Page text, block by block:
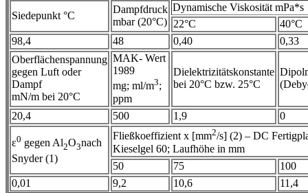
Siedepunkt °C
Dampfdruck
mbar (20°C)
Dynamische Viskosität mPa*s
22°C
40°C
98,4
48 0,40
0,33
Oberflächenspannung
gegen Luft oder
Dampf
mN/m bei 20°C
MAK- Wert
1989
mg; ml/m3;
ppm
Dielektrizitätskonstante
bei 20°C bzw. 25°C
20,4 500 1,9 0
ε0 gegen Al2O3nach
Snyder (1)
Fließkoeffizient x [mm2/s] (2) – DC
Kieselgel 60; Laufhöhe in mm
50
75
100
0,01
9,2 10,6 11,4